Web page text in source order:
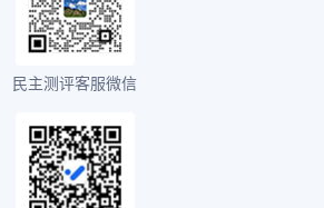
民主测评客服微信